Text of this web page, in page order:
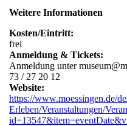
Weitere Informationen
Kosten/Eintritt:
frei
Anmeldung & Tickets:
Anmeldung unter
73 / 27 20 12
Website:
https://www.moessingen.de/
Erleben/Veranstaltungen/